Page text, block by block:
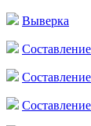
Выверка